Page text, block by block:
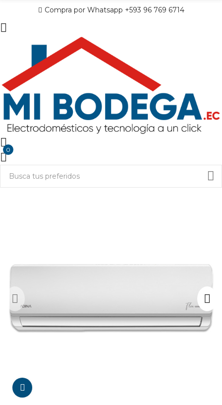
Compra por Whatsapp +593 96 769 6714
0